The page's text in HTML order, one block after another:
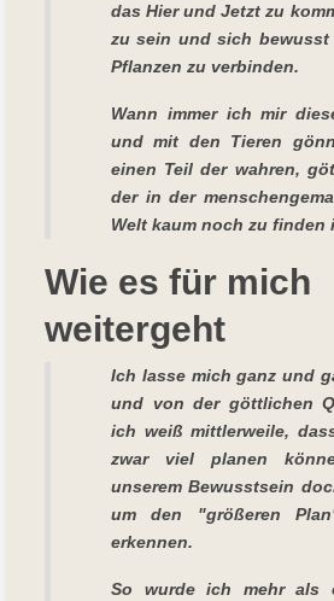
das Hier und Jetzt zu
zu sein und sich
Pflanzen zu verbinden.
Wann immer ich mir
und mit den Tieren
einen Teil der wahren,
der in der
Welt kaum noch zu finden
Wie es für mich
weitergeht
Ich lasse mich ganz und
und von der göttlichen
ich weiß mittlerweile,
zwar viel planen
unserem Bewusstsein
um den "größeren
erkennen.
So wurde ich mehr als